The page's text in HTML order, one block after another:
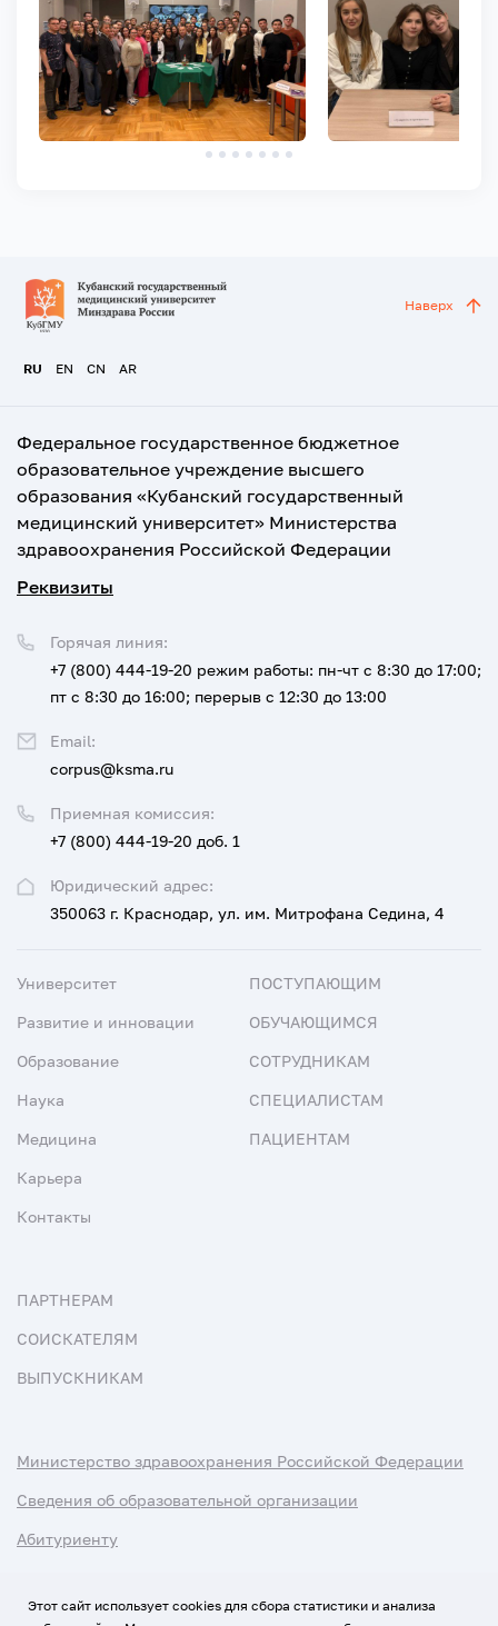
RU EN CN AR
Наверх
Федеральное государственное бюджетное
образовательное учреждение высшего
образования «Кубанский государственный
медицинский университет» Министерства
здравоохранения Российской Федерации
Реквизиты
Юридический адрес:
350063 г. Краснодар, ул. им. Митрофана Седина, 4
Приемная комиссия:
+7 (800) 444-19-20 доб. 1
Горячая линия:
+7 (800) 444-19-20 режим работы: пн-чт с 8:30 до 17:00;
пт с 8:30 до 16:00; перерыв с 12:30 до 13:00
Email:
corpus@ksma.ru
Университет
Развитие и инновации
Образование
Наука
Медицина
Карьера
Контакты
ПОСТУПАЮЩИМ
ОБУЧАЮЩИМСЯ
СОТРУДНИКАМ
СПЕЦИАЛИСТАМ
ПАЦИЕНТАМ
ПАРТНЕРАМ
СОИСКАТЕЛЯМ
ВЫПУСКНИКАМ
Министерство здравоохранения Российской Федерации
Сведения об образовательной организации
Абитуриенту
Этот сайт использует cookies для сбора статистики и анализа